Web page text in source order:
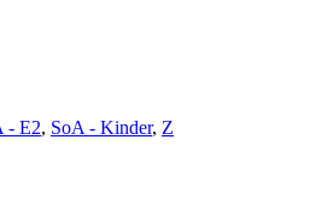
- E2, SoA - Kinder, Z